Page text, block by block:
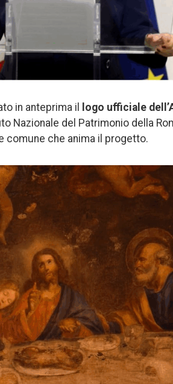
in anteprima il
logo ufficiale
Nazionale del Patrimonio della
comune che anima il progetto.